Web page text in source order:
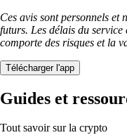
Ces avis sont personnels et
futurs. Les délais du service
comporte des risques et la
Télécharger l'app
Guides et
Tout savoir sur la crypto